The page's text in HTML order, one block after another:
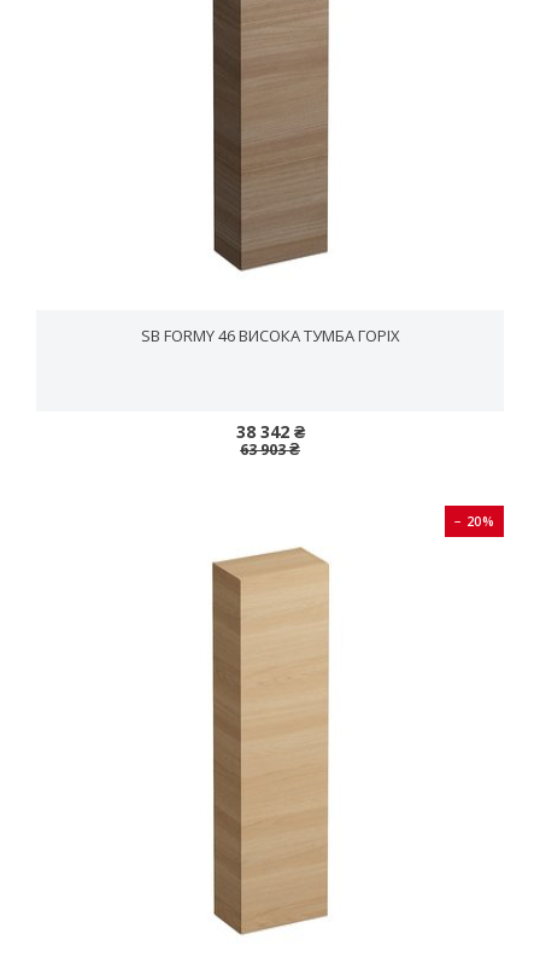
SB FORMY 46 ВИСОКА ТУМБА ГОРІХ
38 342 ₴
63 903 ₴
− 20%